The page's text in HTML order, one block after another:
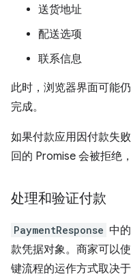
送货地址
配送选项
联系信息
此时，浏览器界面可能
完成。
如果付款应用因付款失
回的 Promise 会被拒绝
处理和验证付款
PaymentResponse 中的
款凭据对象。商家可以
键流程的运作方式取决于